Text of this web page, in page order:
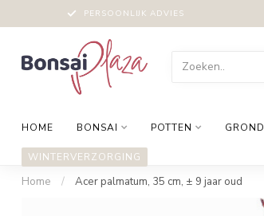
PERSOONLIJK ADVIES
HOME BONSAI POTTEN GROND
WINTERVERZORGING
Home / Acer palmatum, 35 cm, ± 9 jaar oud